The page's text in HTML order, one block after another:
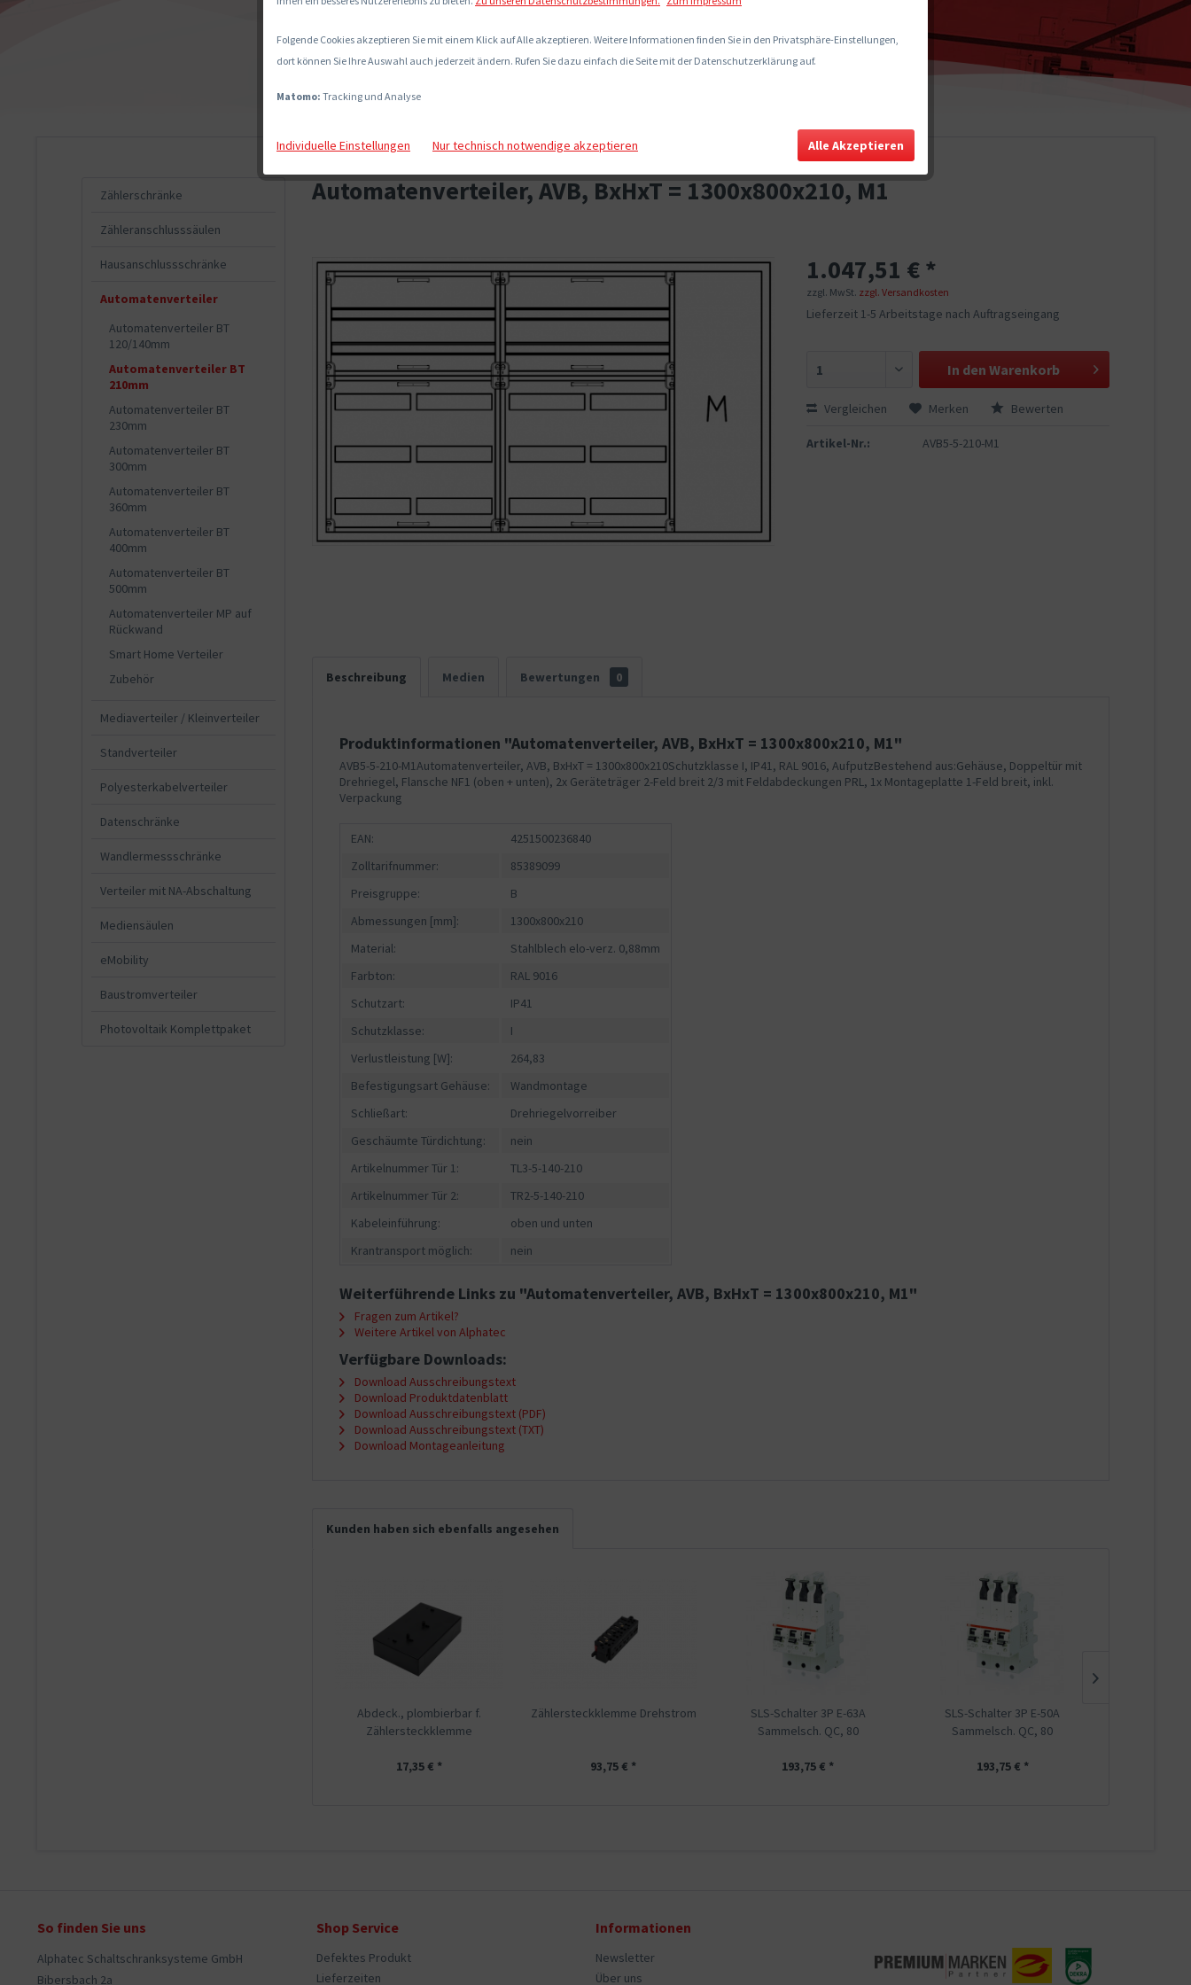
Zählerschränke
Zähleranschlusssäulen
Hausanschlussschränke
Automatenverteiler
Automatenverteiler BT
120/140mm
Automatenverteiler BT
210mm
Automatenverteiler BT
230mm
Automatenverteiler BT
300mm
Automatenverteiler BT
360mm
Automatenverteiler BT
400mm
Automatenverteiler BT
500mm
Automatenverteiler MP auf
Rückwand
Smart Home Verteiler
Zubehör
Mediaverteiler / Kleinverteiler
Standverteiler
Polyesterkabelverteiler
Datenschränke
Wandlermessschränke
Verteiler mit NA-Abschaltung
Mediensäulen
eMobility
Baustromverteiler
Photovoltaik Komplettpaket
Automatenverteiler, AVB, BxHxT = 1300x800x210, M1
1.047,51 € *
zzgl. MwSt. zzgl. Versandkosten
Lieferzeit 1-5 Arbeitstage nach Auftragseingang
In den Warenkorb
Vergleichen Merken Bewerten
Artikel-Nr.: AVB5-5-210-M1
Beschreibung Medien Bewertungen 0
Produktinformationen "Automatenverteiler, AVB, BxHxT = 1300x800x210, M1"
AVB5-5-210-M1Automatenverteiler, AVB, BxHxT = 1300x800x210Schutzklasse I, IP41, RAL 9016, AufputzBestehend aus:Gehäuse, Doppeltür mit
Drehriegel, Flansche NF1 (oben + unten), 2x Geräteträger 2-Feld breit 2/3 mit Feldabdeckungen PRL, 1x Montageplatte 1-Feld breit, inkl.
Verpackung
EAN:
4251500236840
Zolltarifnummer:
85389099
Preisgruppe:
B
Abmessungen [mm]:
1300x800x210
Material:
Stahlblech elo-verz. 0,88mm
Farbton:
RAL 9016
Schutzart:
IP41
Schutzklasse:
I
Verlustleistung [W]:
264,83
Befestigungsart Gehäuse:
Wandmontage
Schließart:
Drehriegelvorreiber
Geschäumte Türdichtung:
nein
Artikelnummer Tür 1:
TL3-5-140-210
Artikelnummer Tür 2:
TR2-5-140-210
Kabeleinführung:
oben und unten
Krantransport möglich:
nein
Weiterführende Links zu "Automatenverteiler, AVB, BxHxT = 1300x800x210, M1"
Fragen zum Artikel?
Weitere Artikel von Alphatec
Verfügbare Downloads:
Download Ausschreibungstext
Download Produktdatenblatt
Download Ausschreibungstext (PDF)
Download Ausschreibungstext (TXT)
Download Montageanleitung
Kunden haben sich ebenfalls angesehen
Abdeck., plombierbar f.
Zählersteckklemme
17,35 € *
Zählersteckklemme Drehstrom
93,75 € *
SLS-Schalter 3P E-63A
Sammelsch. QC, 80
193,75 € *
SLS-Schalter 3P E-50A
Sammelsch. QC, 80
193,75 € *
So finden Sie uns
Alphatec Schaltschranksysteme GmbH
Bibersbach 2a
Shop Service
Defektes Produkt
Lieferzeiten
Informationen
Newsletter
Über uns
Folgende Cookies akzeptieren Sie mit einem Klick auf Alle akzeptieren. Weitere Informationen finden Sie in den Privatsphäre-Einstellungen,
dort können Sie Ihre Auswahl auch jederzeit ändern. Rufen Sie dazu einfach die Seite mit der Datenschutzerklärung auf.
Matomo: Tracking und Analyse
Individuelle Einstellungen Nur technisch notwendige akzeptieren Alle Akzeptieren